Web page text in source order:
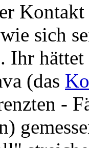
sich
Ihr
(das
-